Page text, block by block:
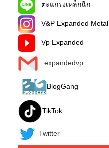
ตะแกรงเหล็กฉีก
V&P Expanded Metal
Vp Expanded
expandedvp
BlogGang
TikTok
Twitter